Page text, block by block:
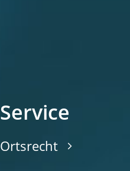
Service
Ortsrecht